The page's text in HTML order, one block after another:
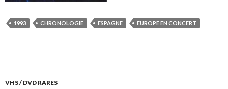
1993 CHRONOLOGIE ESPAGNE EUROPE EN CONCERT
VHS / DVD RARES